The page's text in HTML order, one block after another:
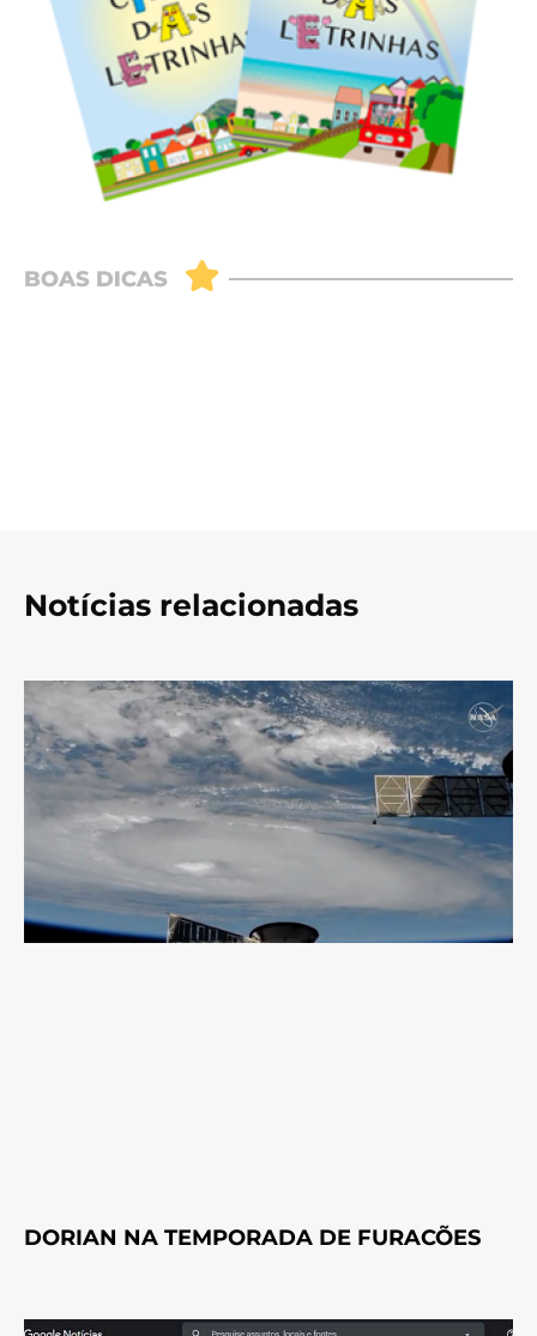
Notícias relacionadas
DORIAN NA TEMPORADA DE FURACÕES